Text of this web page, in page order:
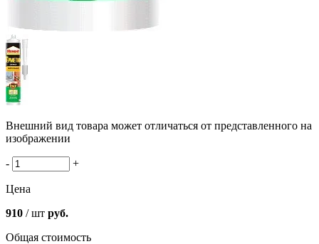
Внешний вид товара может отличаться от представленного на
изображении
- +
Цена
910 / шт руб.
Общая стоимость